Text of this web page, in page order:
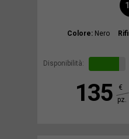
Colore: Nero
Disponibilità:
135
€
pz.